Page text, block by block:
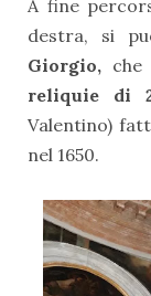
A fine
destra, si
Giorgio,
reliquie di
Valentino)
nel 1650.